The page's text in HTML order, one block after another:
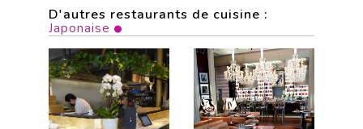
D'autres restaurants de cuisine :
Japonaise